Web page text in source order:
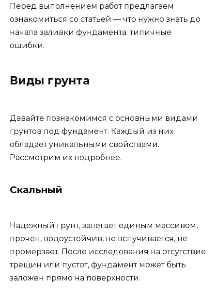
Перед выполнением работ предлагаем
ознакомиться со статьей — что нужно знать до
начала заливки фундамента: типичные
ошибки.
Виды грунта
Давайте познакомимся с основными видами
грунтов под фундамент. Каждый из них
обладает уникальными свойствами.
Рассмотрим их подробнее.
Скальный
Надежный грунт, залегает единым массивом,
прочен, водоустойчив, не вспучивается, не
промерзает. После исследования на отсутствие
трещин или пустот, фундамент может быть
заложен прямо на поверхности.